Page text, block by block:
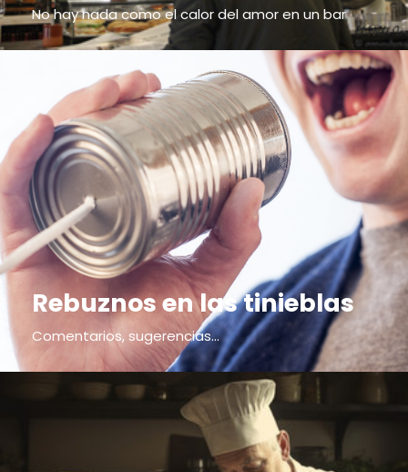
No hay nada como el calor del amor en un bar
Rebuznos en las tinieblas
Comentarios, sugerencias...